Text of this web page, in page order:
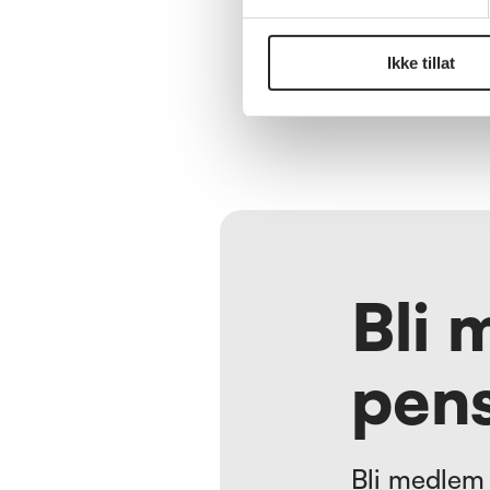
Ikke tillat
høsten 2026🤩
Bli
Bli